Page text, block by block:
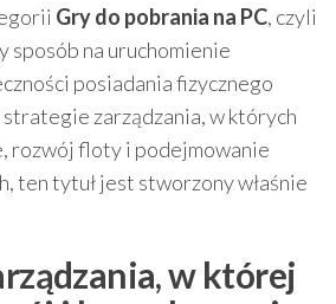
Gry do pobrania na PC, czyli
sposób na uruchomienie
posiadania fizycznego
zarządzania, w których
rozwój floty i podejmowanie
ten tytuł jest stworzony właśnie
w której